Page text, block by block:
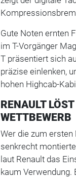
Gute Noten ernten
im T-Vorgänger
T präsentiert sich
präzise einlenken,
hohen Highcab-
RENAULT
WETTBEWERB
Wer die zum
senkrecht
laut Renault das
kaum